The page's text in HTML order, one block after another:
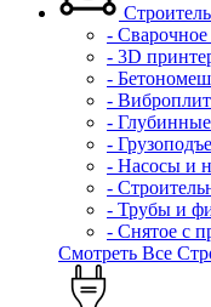
- Сварочное
- 3D
-
-
-
-
- Насосы и
-
- Трубы и
- Снятое с
Смотреть Все